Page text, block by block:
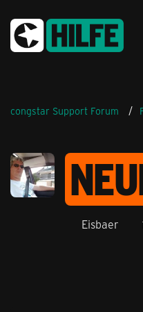
congstar Support Forum
Eisbaer